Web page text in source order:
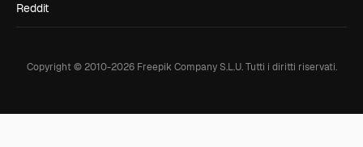
Reddit
Copyright © 2010-2026Freepik Company S.L.U. Tutti i diritti riservati.